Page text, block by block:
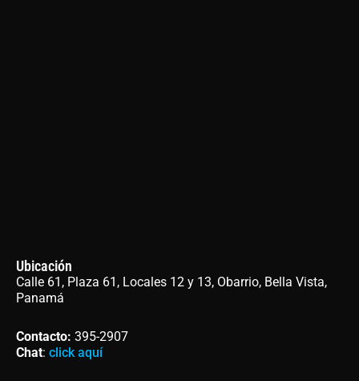
Ubicación
Calle 61, Plaza 61, Locales 12 y 13, Obarrio, Bella Vista,
Panamá
Contacto: 395-2907
Chat: click aquí